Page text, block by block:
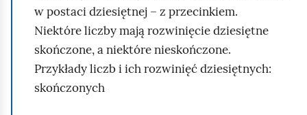
m
i
ć
p
o
w postaci dziesiętnej – z przecinkiem.
Niektóre liczby mają rozwinięcie dziesiętne
skończone, a niektóre nieskończone.
Przykłady liczb i ich rozwinięć dziesiętnych:
skończonych